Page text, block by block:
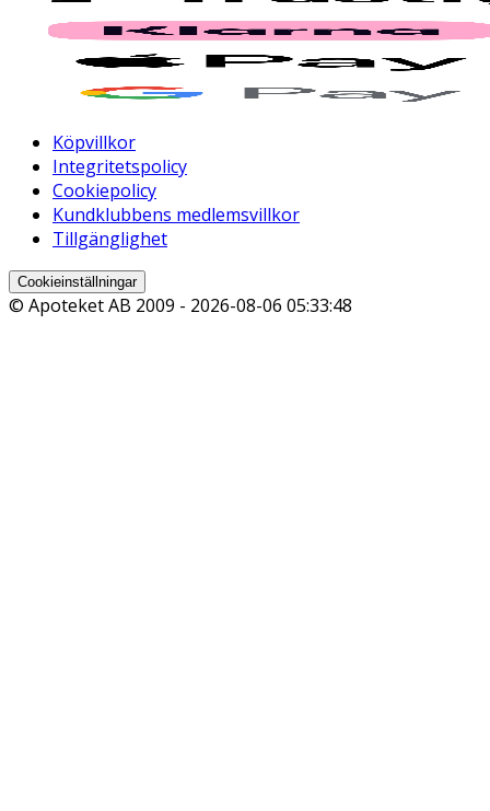
Köpvillkor
Integritetspolicy
Cookiepolicy
Kundklubbens medlemsvillkor
Tillgänglighet
Cookieinställningar
© Apoteket AB 2009 - 2026-08-06 05:33:48